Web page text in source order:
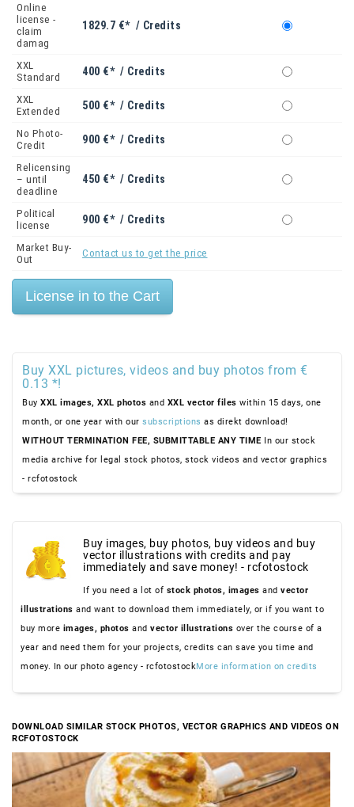
Online
license -
claim
damag
1829.7 €* / Credits
XXL
Standard
400 €* / Credits
XXL
Extended
500 €* / Credits
No Photo-
Credit
900 €* / Credits
Relicensing
– until
deadline
450 €* / Credits
Political
license
900 €* / Credits
Market Buy-
Out
Contact us to get the price
Buy XXL pictures, videos and buy photos from €
0.13 *!
Buy XXL images, XXL photos and XXL vector files within 15 days, one
month, or one year with our subscriptions as direkt download!
WITHOUT TERMINATION FEE, SUBMITTABLE ANY TIME In our stock
media archive for legal stock photos, stock videos and vector graphics
- rcfotostock
Buy images, buy photos, buy videos and buy
vector illustrations with credits and pay
immediately and save money! - rcfotostock
If you need a lot of stock photos, images and vector
illustrations and want to download them immediately, or if you want to
buy more images, photos and vector illustrations over the course of a
year and need them for your projects, credits can save you time and
money. In our photo agency - rcfotostockMore information on credits
DOWNLOAD SIMILAR STOCK PHOTOS, VECTOR GRAPHICS AND VIDEOS ON
RCFOTOSTOCK